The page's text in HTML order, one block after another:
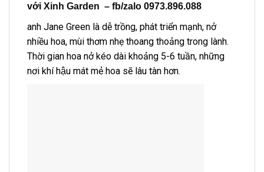
với Xinh Garden – fb/zalo 0973.896.088
anh Jane Green là dễ trồng, phát triển mạnh, nở
nhiều hoa, mùi thơm nhẹ thoang thoảng trong lành.
Thời gian hoa nở kéo dài khoảng 5-6 tuần, những
nơi khí hậu mát mẻ hoa sẽ lâu tàn hơn.